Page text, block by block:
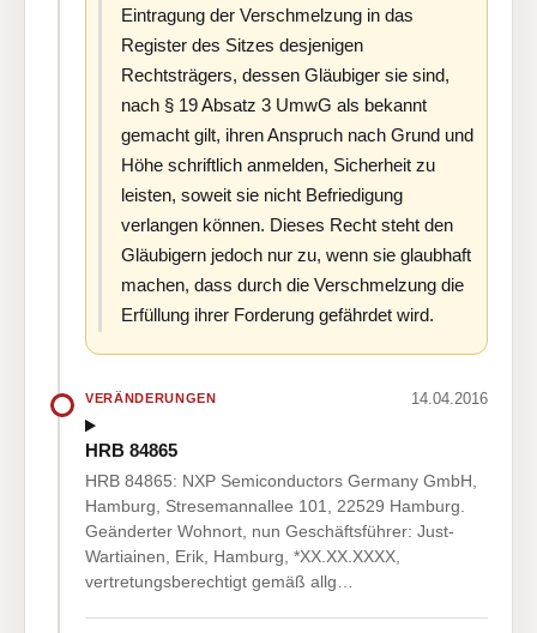
Eintragung der Verschmelzung in das
Register des Sitzes desjenigen
Rechtsträgers, dessen Gläubiger sie sind,
nach § 19 Absatz 3 UmwG als bekannt
gemacht gilt, ihren Anspruch nach Grund und
Höhe schriftlich anmelden, Sicherheit zu
leisten, soweit sie nicht Befriedigung
verlangen können. Dieses Recht steht den
Gläubigern jedoch nur zu, wenn sie glaubhaft
machen, dass durch die Verschmelzung die
Erfüllung ihrer Forderung gefährdet wird.
VERÄNDERUNGEN 14.04.2016
HRB 84865
HRB 84865: NXP Semiconductors Germany GmbH,
Hamburg, Stresemannallee 101, 22529 Hamburg.
Geänderter Wohnort, nun Geschäftsführer: Just-
Wartiainen, Erik, Hamburg, *XX.XX.XXXX,
vertretungsberechtigt gemäß allg…